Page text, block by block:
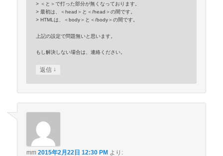
> ＜と＞で打った部分が無くなっております。
> 最初は、＜head＞と＜/head＞の間です。
> HTMLは、＜body＞と＜/body＞の間です。
上記の設定で問題無いと思います。
もし解決しない場合は、連絡ください。
返信 ↓
mm 2015年2月22日 12:30 PM より: